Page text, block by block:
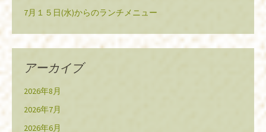
7月１５日(水)からのランチメニュー
アーカイブ
2026年8月
2026年7月
2026年6月